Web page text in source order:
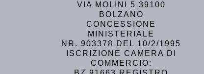
VIA MOLINI 5 39100
BOLZANO
CONCESSIONE
MINISTERIALE
NR. 903378 DEL 10/2/1995
ISCRIZIONE CAMERA DI
COMMERCIO: